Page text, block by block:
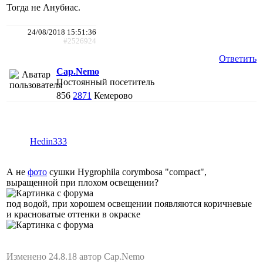
Тогда не Анубиас.
24/08/2018 15:51:36
#2526924
Ответить
Cap.Nemo
Постоянный посетитель
856 2871 Кемерово
Hedin333
А не фото сушки Hygrophila corymbosa "compact",
выращенной при плохом освещении?
под водой, при хорошем освещении появляются коричневые
и красноватые оттенки в окраске
Изменено 24.8.18 автор Cap.Nemo